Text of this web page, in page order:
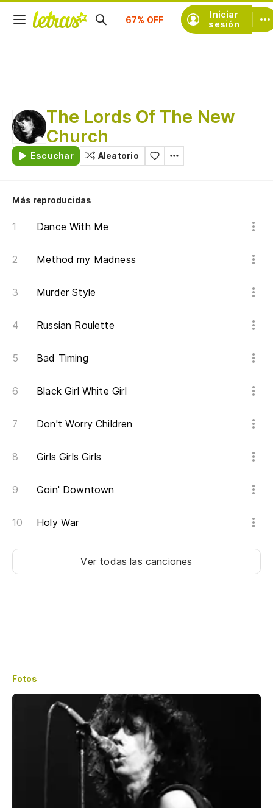
Iniciar
sesión
Suscríbete
The Lords Of The New
Church
Escuchar Aleatorio
Más reproducidas
Dance With Me
Method my Madness
Murder Style
Russian Roulette
Bad Timing
Black Girl White Girl
Don't Worry Children
Girls Girls Girls
Goin' Downtown
Holy War
Ver todas las canciones
Fotos